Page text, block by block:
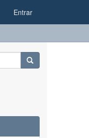
Entrar